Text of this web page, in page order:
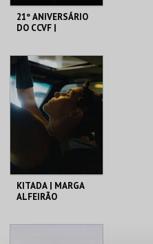
21º ANIVERSÁRIO
DO CCVF |
C. CULTURAL VILA
FLOR
MAIS INFO
COMPRAR
KITADA | MARGA
ALFEIRÃO